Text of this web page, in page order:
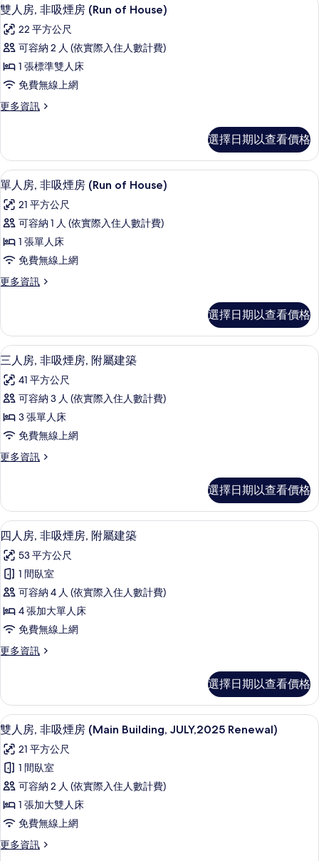
所
有
相
片
of
the
House)
的
情
示
雙
人
房,
非
吸
房
(Run
of
House)
的
所
有
相
片
4
雙人房, 非吸煙房 (Run of House)
22 平方公尺
可容納 2 人 (依實際入住人數計費)
1 張標準雙人床
免費無線上網
更多資訊
更
房,
非
吸
房
(Run
House)
的
情
選擇日期以查看價格
顯
示
單
人
房,
非
吸
房
(Run
of
House)
的
所
有
相
片
單人房, 非吸煙房 (Run of House) |
4
單人房, 非吸煙房 (Run of House)
21 平方公尺
可容納 1 人 (依實際入住人數計費)
1 張單人床
免費無線上網
更多資訊
更
房,
非
吸
房
(Run
House)
的
情
選擇日期以查看價格
顯
示
三
人
房,
非
吸
房,
附
屬
建
築
的
所
有
相
三人房, 非吸煙房, 附屬建築 | 羽絨被
5
三人房, 非吸煙房, 附屬建築
41 平方公尺
可容納 3 人 (依實際入住人數計費)
3 張單人床
免費無線上網
更多資訊
更
房,
非
吸
房,
附
建
築
的
詳
情
選擇日期以查看價格
顯
示
四
人
房,
非
吸
煙
附
屬
建
築
的
所
有
相
片
四人房, 非吸煙房, 附屬建築 | 羽絨被
5
四人房, 非吸煙房, 附屬建築
53 平方公尺
1 間臥室
可容納 4 人 (依實際入住人數計費)
4 張加大單人床
免費無線上網
更多資訊
更
房,
非
吸
房,
附
建
築
的
詳
情
選擇日期以查看價格
顯
示
雙
人
房,
非
吸
煙
雙人房, 非吸煙房 (Main Building,
4
雙人房, 非吸煙房 (Main Building, JULY,2025 Renewal)
21 平方公尺
1 間臥室
可容納 2 人 (依實際入住人數計費)
1 張加大雙人床
免費無線上網
更多資訊
更